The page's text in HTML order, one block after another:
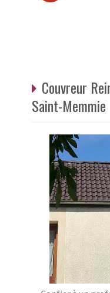
Couvreur
Saint-Memmie